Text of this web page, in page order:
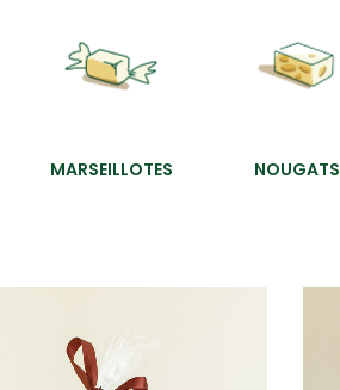
MARSEILLOTES NOUGATS